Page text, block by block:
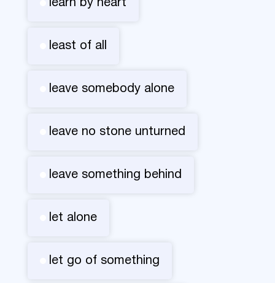
learn by heart
least of all
leave somebody alone
leave no stone unturned
leave something behind
let alone
let go of something